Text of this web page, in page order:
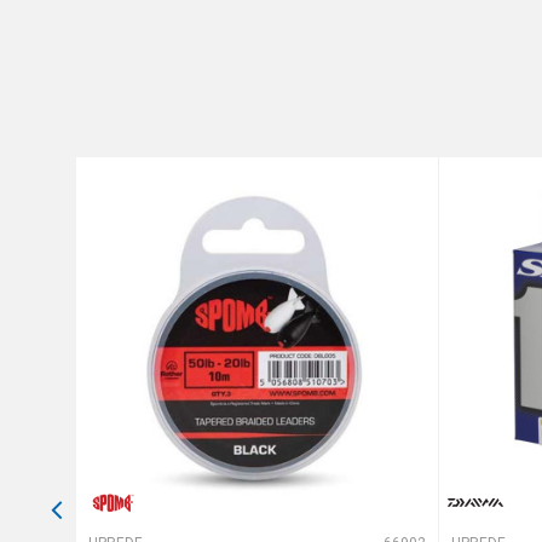
Anti-spam zaštita -